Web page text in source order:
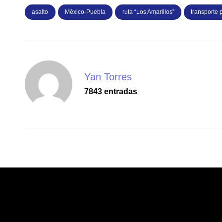
asalto México-Puebla ruta “Los Amarillos” transporte
Yan Torres
7843 entradas